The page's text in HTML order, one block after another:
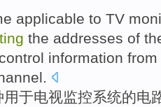
applicable to TV
the addresses of
control information from
.
用于电视监控系统的电